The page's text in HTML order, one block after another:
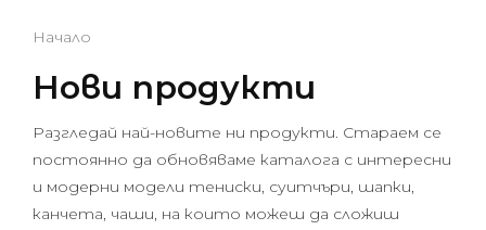
Начало
Нови продукти
Разгледай най-новите ни продукти. Стараем се
постоянно да обновяваме каталога с интересни
и модерни модели тениски, суитчъри, шапки,
канчета, чаши, на които можеш да сложиш